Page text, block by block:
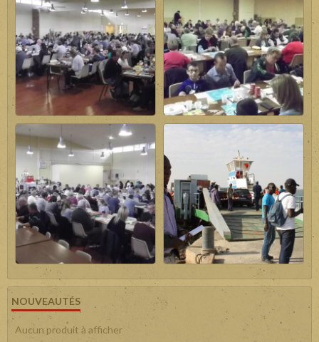
NOUVEAUTÉS
Aucun produit à afficher